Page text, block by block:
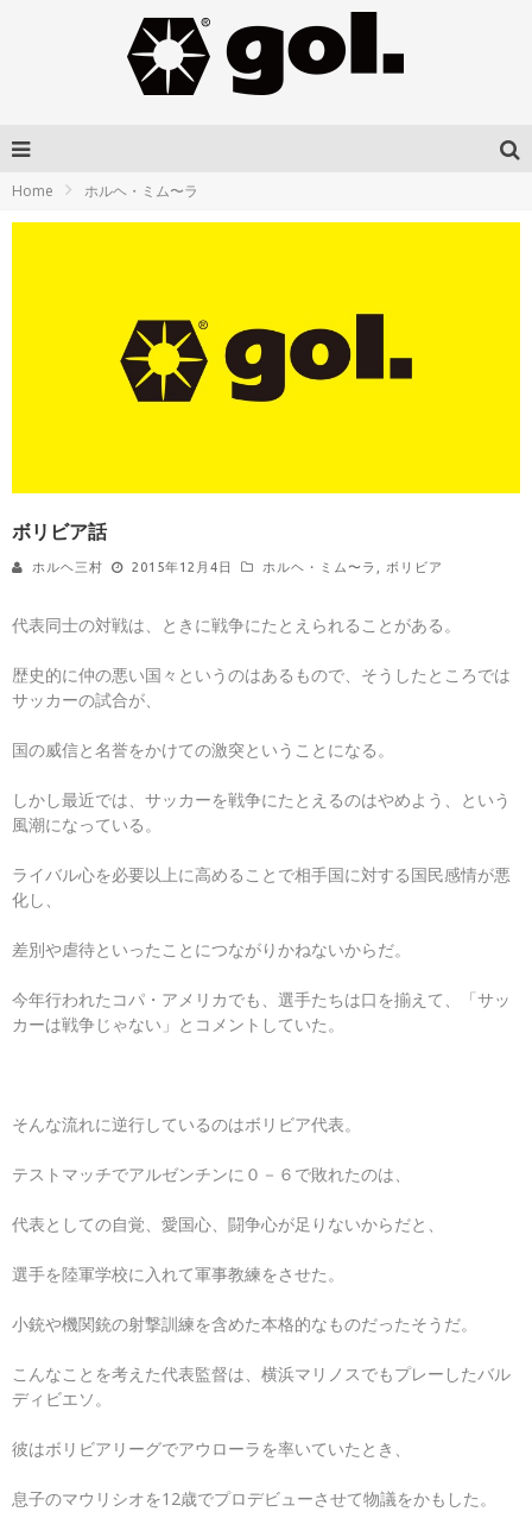
Home ホルヘ・ミム〜ラ
ボリビア話
ホルヘ三村 2015年12月4日 ホルヘ・ミム〜ラ ボリビア
代表同士の対戦は、ときに戦争にたとえられることがある。
歴史的に仲の悪い国々というのはあるもので、そうしたところでは
サッカーの試合が、
国の威信と名誉をかけての激突ということになる。
しかし最近では、サッカーを戦争にたとえるのはやめよう、という
風潮になっている。
ライバル心を必要以上に高めることで相手国に対する国民感情が悪
化し、
差別や虐待といったことにつながりかねないからだ。
今年行われたコパ・アメリカでも、選手たちは口を揃えて、「サッ
カーは戦争じゃない」とコメントしていた。
そんな流れに逆行しているのはボリビア代表。
テストマッチでアルゼンチンに０－６で敗れたのは、
代表としての自覚、愛国心、闘争心が足りないからだと、
選手を陸軍学校に入れて軍事教練をさせた。
小銃や機関銃の射撃訓練を含めた本格的なものだったそうだ。
こんなことを考えた代表監督は、横浜マリノスでもプレーしたバル
ディビエソ。
彼はボリビアリーグでアウローラを率いていたとき、
息子のマウリシオを12歳でプロデビューさせて物議をかもした。